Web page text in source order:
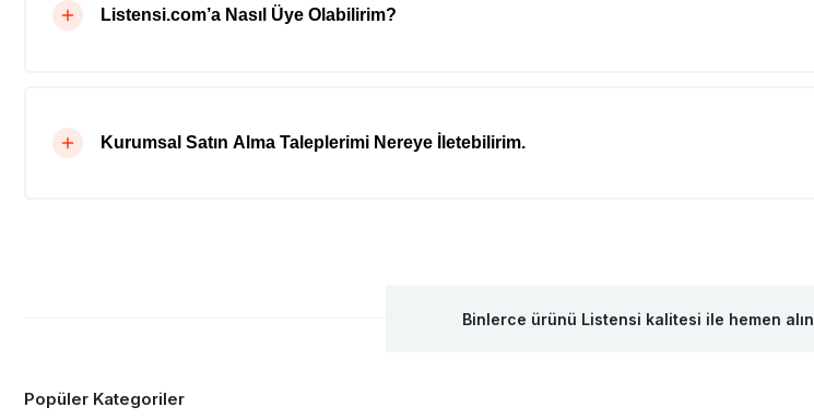
Listensi.com’a Nasıl Üye Olabilirim?
Kurumsal Satın Alma Taleplerimi Nereye İletebilirim.
Binlerce ürünü Listensi kalitesi ile hemen alın.
Popüler Kategoriler